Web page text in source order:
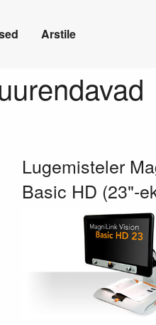
Arstile
Lugemisteler
Basic HD (23"-